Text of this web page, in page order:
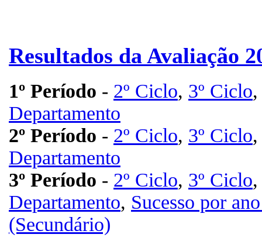
Resultados da Avaliação
1º Período - 2º Ciclo, 3º Ciclo
Departamento
2º Período - 2º Ciclo, 3º Ciclo
Departamento
3º Período - 2º Ciclo, 3º Ciclo
Departamento, Sucesso por
(Secundário)